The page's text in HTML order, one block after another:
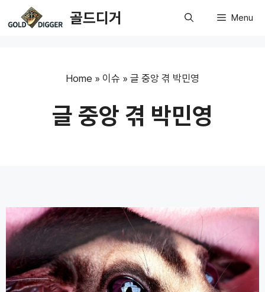
to
골드디거 Menu
Home » 이슈 » 글 중앙 겪 박민영
글 중앙 겪 박민영